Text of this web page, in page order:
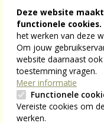
er
En dan, ja, dan het
leest en ik die dit
achter ons gelaten
hoeveel lentes we
alles nog eens te
Deze website
functionele cookies.
het werken van deze
Om jouw
website daarnaast
toestemming vragen.
Meer informatie
Functionele
Vereiste cookies om
werken.